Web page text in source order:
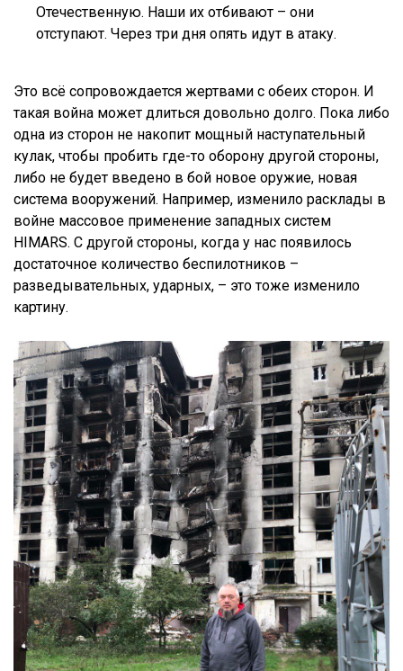
Отечественную. Наши их отбивают – они
отступают. Через три дня опять идут в атаку.
Это всё сопровождается жертвами с обеих сторон. И
такая война может длиться довольно долго. Пока либо
одна из сторон не накопит мощный наступательный
кулак, чтобы пробить где-то оборону другой стороны,
либо не будет введено в бой новое оружие, новая
система вооружений. Например, изменило расклады в
войне массовое применение западных систем
HIMARS. С другой стороны, когда у нас появилось
достаточное количество беспилотников –
разведывательных, ударных, – это тоже изменило
картину.